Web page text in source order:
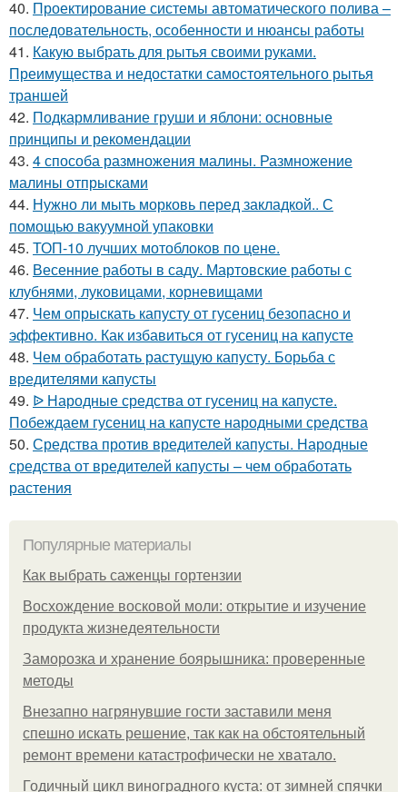
40. Проектирование системы автоматического полива –
последовательность, особенности и нюансы работы
41. Какую выбрать для рытья своими руками.
Преимущества и недостатки самостоятельного рытья
траншей
42. Подкармливание груши и яблони: основные
принципы и рекомендации
43. 4 способа размножения малины. Размножение
малины отпрысками
44. Нужно ли мыть морковь перед закладкой.. С
помощью вакуумной упаковки
45. ТОП-10 лучших мотоблоков по цене.
46. Весенние работы в саду. Мартовские работы с
клубнями, луковицами, корневищами
47. Чем опрыскать капусту от гусениц безопасно и
эффективно. Как избавиться от гусениц на капусте
48. Чем обработать растущую капусту. Борьба с
вредителями капусты
49. ᐉ Народные средства от гусениц на капусте.
Побеждаем гусениц на капусте народными средства
50. Средства против вредителей капусты. Народные
средства от вредителей капусты – чем обработать
растения
Популярные материалы
Как выбрать саженцы гортензии
Восхождение восковой моли: открытие и изучение
продукта жизнедеятельности
Заморозка и хранение боярышника: проверенные
методы
Внезапно нагрянувшие гости заставили меня
спешно искать решение, так как на обстоятельный
ремонт времени катастрофически не хватало.
Годичный цикл виноградного куста: от зимней спячки